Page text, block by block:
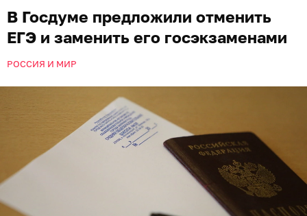
В Госдуме предложили отменить
ЕГЭ и заменить его госэкзаменами
РОССИЯ И МИР